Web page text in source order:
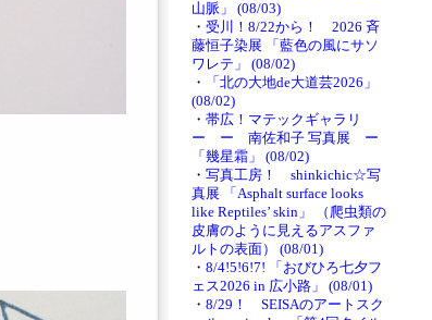
山脈」 (08/03)
・ 受川！8/22から！ 2026 斉
藤恒子染展 「藍色の風にサソ
ワレテ」 (08/02)
・
「北の大地de大道芸2026」
(08/02)
・ 帯広！マテックギャラリ
ー ー 南佐和子 写真展 ー
「幾星霜」 (08/02)
・ 写真工房！ shinkichic☆写
真展 「Asphalt surface looks
like Reptiles’ skin」 （爬虫類の
皮膚のように見えるアスファ
ルトの表面） (08/01)
・ 8/4!5!6!7! 「おびひろ七夕フ
ェス2026 in 広小路」 (08/01)
・ 8/29！ SEISAのアートスク